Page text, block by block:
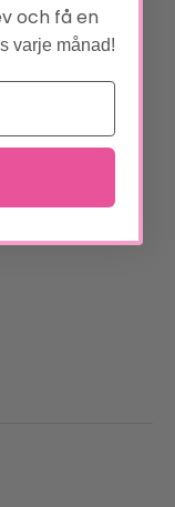
och få en
varje månad!